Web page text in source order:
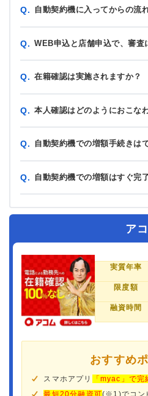
Q. 自動契約機に入ってからの流
Q. WEB申込と店舗申込で、審査
Q. 在籍確認は実施されますか？
Q. 本人確認はどのようにおこな
Q. 自動契約機での増額手続きは
Q. 自動契約機での増額はすぐ完
ア
実質年率
限度額
融資時間
おすすめ
スマホアプリ
「myac」で完
最短20分融資可(※1)でコン